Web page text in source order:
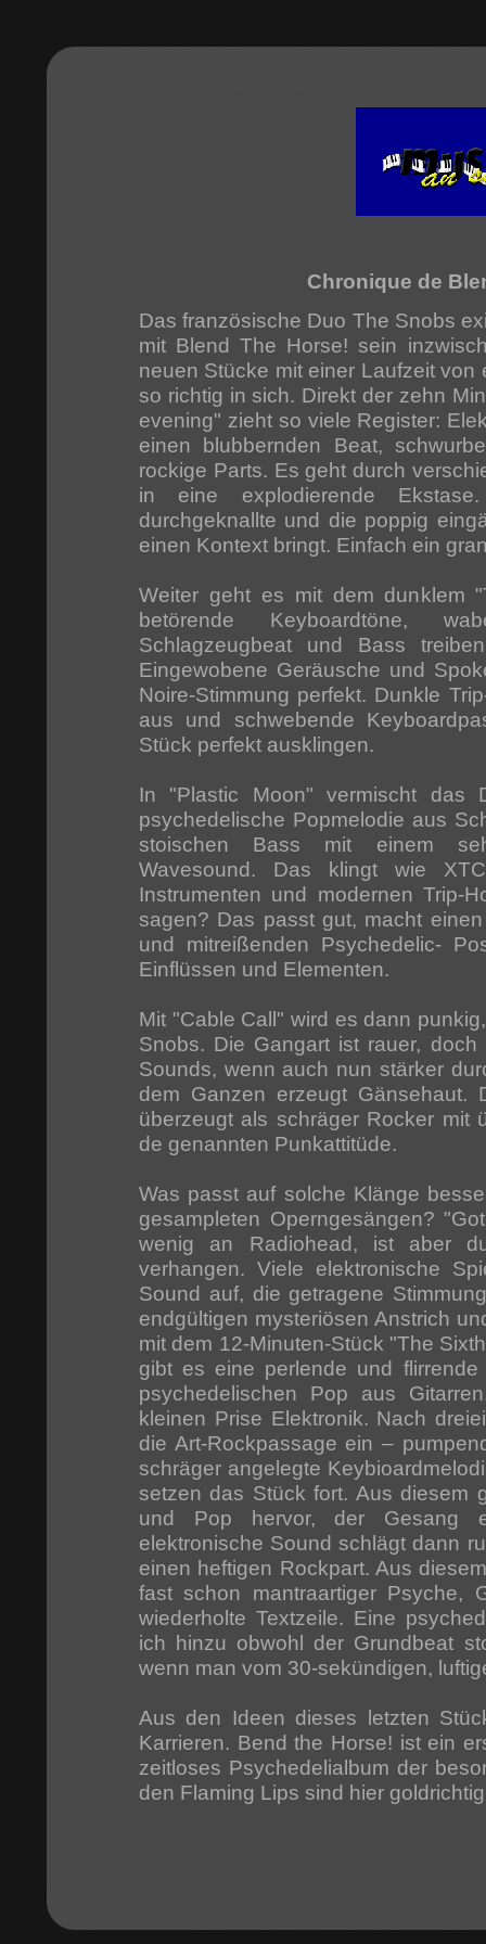
Chronique de
Das französische Duo The Snobs
mit Blend The Horse! sein
neuen Stücke mit einer Laufzeit
so richtig in sich. Direkt der zehn
evening" zieht so viele Register:
einen blubbernden Beat,
rockige Parts. Es geht durch
in eine explodierende
durchgeknallte und die poppig
einen Kontext bringt. Einfach ein
Weiter geht es mit dem dunklem
betörende Keyboardtöne,
Schlagzeugbeat und Bass
Eingewobene Geräusche und
Noire-Stimmung perfekt. Dunkle
aus und schwebende
Stück perfekt ausklingen.
In "Plastic Moon" vermischt das
psychedelische Popmelodie aus
stoischen Bass mit einem
Wavesound. Das klingt wie
Instrumenten und modernen Trip-
sagen? Das passt gut, macht
und mitreißenden Psychedelic-
Einflüssen und Elementen.
Mit "Cable Call" wird es dann
Snobs. Die Gangart ist rauer,
Sounds, wenn auch nun stärker
dem Ganzen erzeugt Gänsehaut.
überzeugt als schräger Rocker mit
de genannten Punkattitüde.
Was passt auf solche Klänge
gesampleten Operngesängen?
wenig an Radiohead, ist aber
verhangen. Viele elektronische
Sound auf, die getragene
endgültigen mysteriösen Anstrich
mit dem 12-Minuten-Stück "The
gibt es eine perlende und
psychedelischen Pop aus
kleinen Prise Elektronik. Nach
die Art-Rockpassage ein –
schräger angelegte
setzen das Stück fort. Aus diesem
und Pop hervor, der Gesang
elektronische Sound schlägt dann
einen heftigen Rockpart. Aus
fast schon mantraartiger Psyche,
wiederholte Textzeile. Eine
ich hinzu obwohl der Grundbeat
wenn man vom 30-sekündigen,
Aus den Ideen dieses letzten
Karrieren. Bend the Horse! ist ein
zeitloses Psychedelialbum der
den Flaming Lips sind hier